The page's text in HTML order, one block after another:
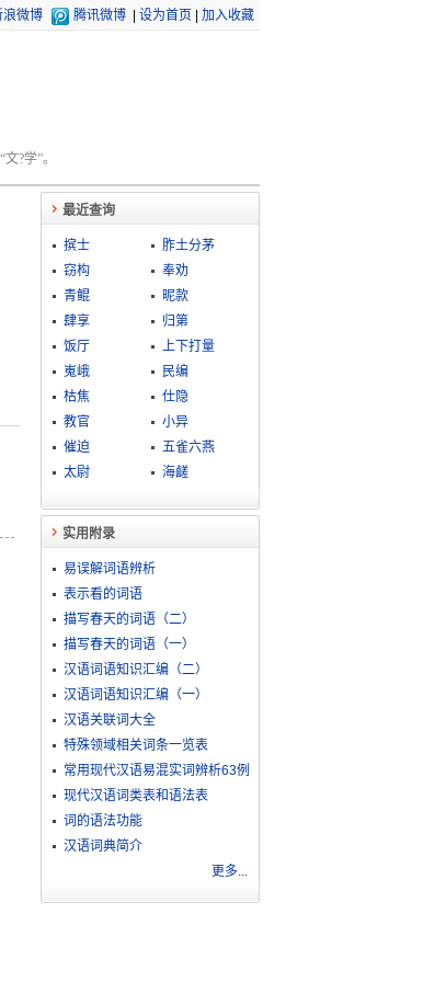
浪微博 腾讯微博 设为首页 加入收藏
?学”。
最近查询
摈士
胙土分茅
窃构
奉劝
青鲲
昵款
肆享
归第
饭厅
上下打量
嵬峨
民编
枯焦
仕隐
教官
小异
催迫
五雀六燕
太尉
海鹾
实用附录
易误解词语辨析
表示看的词语
描写春天的词语（二）
描写春天的词语（一）
汉语词语知识汇编（二）
汉语词语知识汇编（一）
汉语关联词大全
特殊领域相关词条一览表
常用现代汉语易混实词辨析63例
现代汉语词类表和语法表
词的语法功能
汉语词典简介
更多...